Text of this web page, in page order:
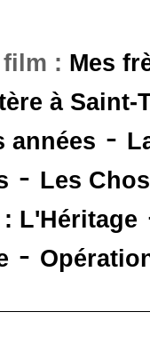
: Mes
à Saint-
années -
- Les
L'Héritage
-